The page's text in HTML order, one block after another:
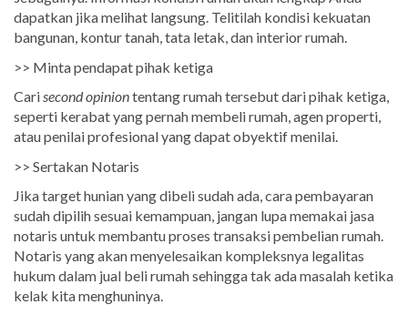
dapatkan jika melihat langsung. Telitilah kondisi kekuatan
bangunan, kontur tanah, tata letak, dan interior rumah.
>> Minta pendapat pihak ketiga
Carisecond opiniontentang rumah tersebut dari pihak ketiga,
seperti kerabat yang pernah membeli rumah, agen properti,
atau penilai profesional yang dapat obyektif menilai.
>> Sertakan Notaris
Jika target hunian yang dibeli sudah ada, cara pembayaran
sudah dipilih sesuai kemampuan, jangan lupa memakai jasa
notaris untuk membantu proses transaksi pembelian rumah.
Notaris yang akan menyelesaikan kompleksnya legalitas
hukum dalam jual beli rumah sehingga tak ada masalah ketika
kelak kita menghuninya.